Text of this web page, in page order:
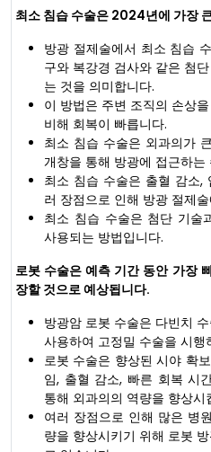
최소 침습 수술은 2024년에 가장
방광 절제술에서 최소 침습
구와 복강경 검사와 같은 첨
는 것을 의미합니다.
이 방법은 주변 조직의 손상
비해 회복이 빠릅니다.
최소 침습 수술은 외과의가
개창을 통해 방광에 접근하는
최소 침습 수술은 출혈 감소,
러 장점으로 인해 방광 절제
최소 침습 수술은 첨단 기술
사용되는 방법입니다.
로봇 수술은 예측 기간 동안 가장
장할 것으로 예상됩니다.
방광암 로봇 수술은 다빈치
사용하여 고정밀 수술을 시행
로봇 수술은 향상된 시야 확
임, 출혈 감소, 빠른 회복 시
통해 외과의의 역량을 향상시
여러 장점으로 인해 많은 병
량을 향상시키기 위해 로봇